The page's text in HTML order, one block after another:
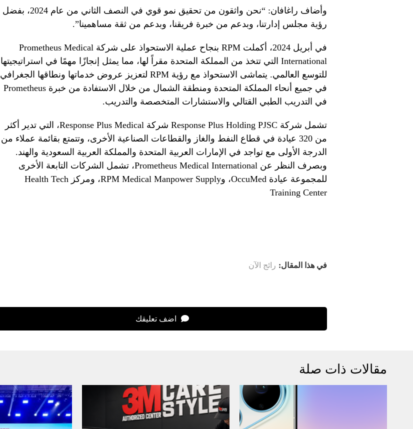
وأضاف راغافان: “نحن واثقون من تحقيق نمو قوي في النصف الثاني من عام 2024، بفضل
رؤية مجلس إدارتنا، وبدعم من خبرة فريقنا، وبدعم من ثقة مساهمينا”.
في أبريل 2024، أكملت RPM بنجاح عملية الاستحواذ على شركة Prometheus Medical
International التي تتخذ من المملكة المتحدة مقراً لها، مما يمثل إنجازًا مهمًا في استراتيجيتها
للتوسع العالمي. يتماشى الاستحواذ مع رؤية RPM لتعزيز عروض خدماتها ونطاقها الجغرافي
في جميع أنحاء المملكة المتحدة ومنطقة الشمال من خلال الاستفادة من خبرة Prometheus
في التدريب الطبي القتالي والاستشارات المتخصصة والتدريب.
تشمل شركة Response Plus Holding PJSC شركة Response Plus Medical، التي تدير أكثر
من 320 عيادة في قطاع النفط والغاز والقطاعات الصناعية الأخرى، وتتمتع بقائمة عملاء من
الدرجة الأولى مع تواجد في الإمارات العربية المتحدة والمملكة العربية السعودية والهند.
وبصرف النظر عن Prometheus Medical International، تشمل الشركات التابعة الأخرى
للمجموعة عيادة OccuMed، وRPM Medical Manpower Supply، ومركز Health Tech
Training Center
في هذا المقال: رائج الآن
اضف تعليقك
مقالات ذات صلة